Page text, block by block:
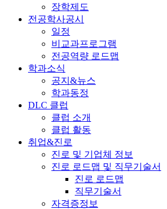
장학제도
전공학사공시
일정
비교과프로그램
전공역량 로드맵
학과소식
공지&뉴스
학과동정
DLC 클럽
클럽 소개
클럽 활동
취업&진로
진로 및 기업체 정보
진로 로드맵 및 직무기술서
진로 로드맵
직무기술서
자격증정보